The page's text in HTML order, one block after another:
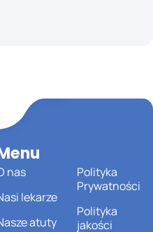
nas
lekarze
atuty
Polityka
Prywatności
Polityka
jakości